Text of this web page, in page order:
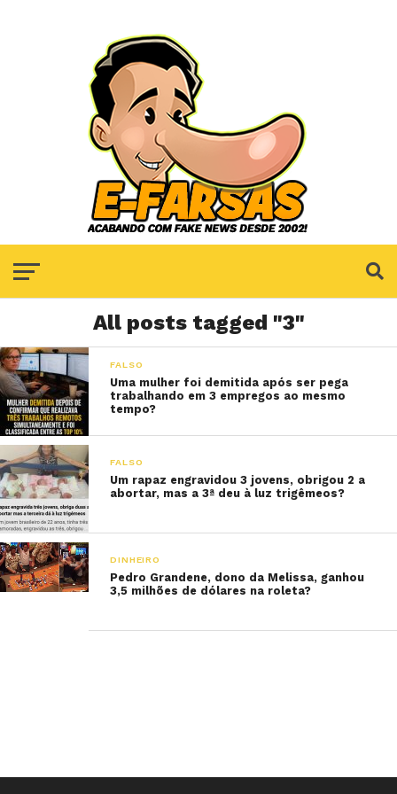
All posts tagged "3"
FALSO
Uma mulher foi demitida após ser pega
trabalhando em 3 empregos ao mesmo
tempo?
FALSO
Um rapaz engravidou 3 jovens, obrigou 2 a
abortar, mas a 3ª deu à luz trigêmeos?
DINHEIRO
Pedro Grandene, dono da Melissa, ganhou
3,5 milhões de dólares na roleta?